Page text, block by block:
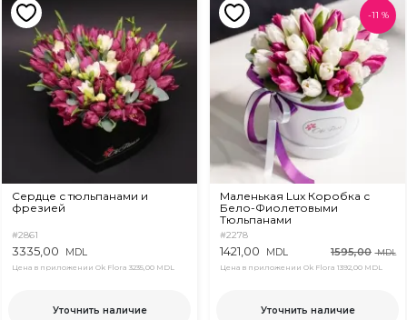
Сердце с тюльпанами и
фрезией
#2861
3335,00 MDL
Цена в приложении Ok Flora 3235,00 MDL
Уточнить наличие
-11 %
Маленькая Lux Коробка с
Бело-Фиолетовыми
Тюльпанами
#2278
1421,00 MDL 1595,00 MDL
Цена в приложении Ok Flora 1392,00 MDL
Уточнить наличие